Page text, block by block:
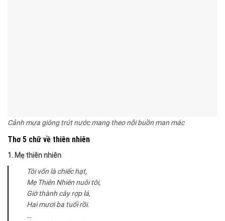
Cảnh mưa giông trút nước mang theo nỗi buồn man mác
Thơ 5 chữ về thiên nhiên
1. Mẹ thiên nhiên
Tôi vốn là chiếc hạt,
Mẹ Thiên Nhiên nuôi tôi,
Giờ thành cây rợp lá,
Hai mươi ba tuổi rồi.
…